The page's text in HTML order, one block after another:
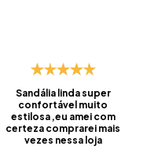
Sandália linda super
confortável muito
estilosa ,eu amei com
certeza comprarei mais
vezes nessa loja